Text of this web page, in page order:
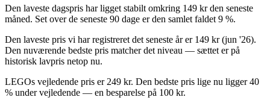
Den laveste dagspris har ligget stabilt omkring 149 kr den seneste
måned. Set over de seneste 90 dage er den samlet faldet 9 %.
Den laveste pris vi har registreret det seneste år er 149 kr (jun '26).
Den nuværende bedste pris matcher det niveau — sættet er på
historisk lavpris netop nu.
LEGOs vejledende pris er 249 kr. Den bedste pris lige nu ligger 40
% under vejledende — en besparelse på 100 kr.